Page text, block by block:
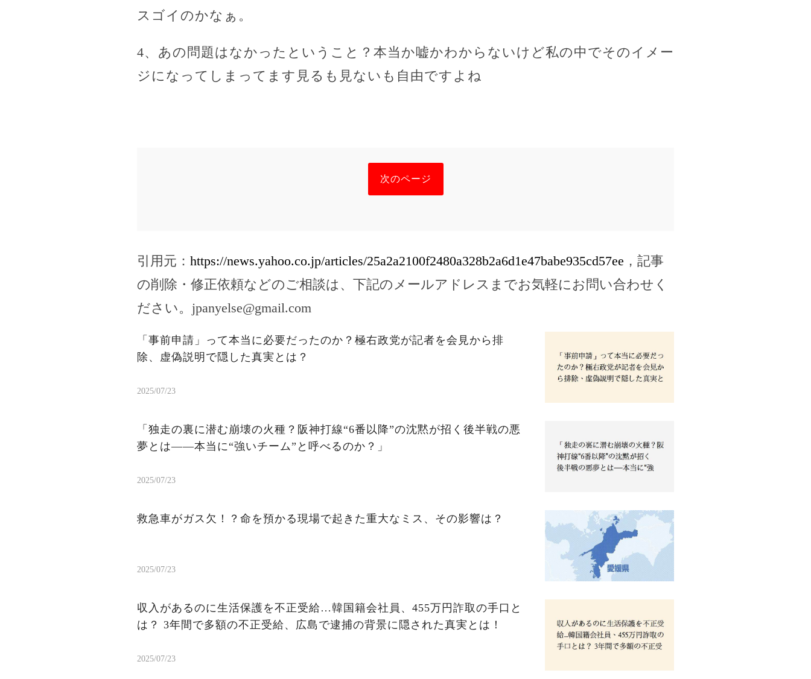
スゴイのかなぁ。
4、あの問題はなかったということ？本当か嘘かわからないけど私の中でそのイメー
ジになってしまってます見るも見ないも自由ですよね
次のページ
引用元： https://news.yahoo.co.jp/articles/25a2a2100f2480a328b2a6d1e47babe935cd57ee ，記事
の削除・修正依頼などのご相談は、下記のメールアドレスまでお気軽にお問い合わせく
ださい。 jpanyelse@gmail.com
「事前申請」って本当に必要だったのか？極右政党が記者を会見から排
除、虚偽説明で隠した真実とは？
2025/07/23
「独走の裏に潜む崩壊の火種？阪神打線“6番以降”の沈黙が招く後半戦の悪
夢とは——本当に“強いチーム”と呼べるのか？」
2025/07/23
救急車がガス欠！？命を預かる現場で起きた重大なミス、その影響は？
2025/07/23
収入があるのに生活保護を不正受給…韓国籍会社員、455万円詐取の手口と
は？ 3年間で多額の不正受給、広島で逮捕の背景に隠された真実とは！
2025/07/23